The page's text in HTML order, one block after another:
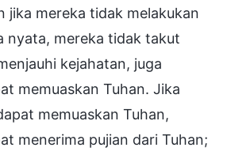
jika mereka tidak melakukan
nyata, mereka tidak takut
kejahatan, juga
memuaskan Tuhan. Jika
memuaskan Tuhan,
menerima pujian dari Tuhan;